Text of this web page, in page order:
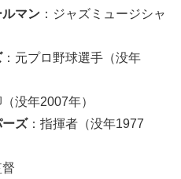
マン ：ジャズミュージシャ
：元プロ野球選手（没年
（没年2007年）
ーズ：指揮者（没年1977